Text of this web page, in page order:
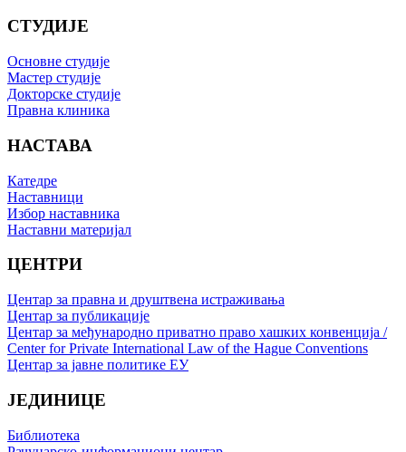
СТУДИЈЕ
Основне студије
Мастер студије
Докторске студије
Правна клиника
НАСТАВА
Катедре
Наставници
Избор наставника
Наставни материјал
ЦЕНТРИ
Центар за правна и друштвена истраживања
Центар за публикације
Центар за међународно приватно право хашких конвенција /
Center for Private International Law of the Hague Conventions
Центар за јавне политике ЕУ
ЈЕДИНИЦЕ
Библиотека